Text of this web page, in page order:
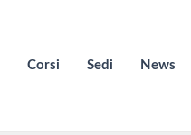
Corsi Sedi News